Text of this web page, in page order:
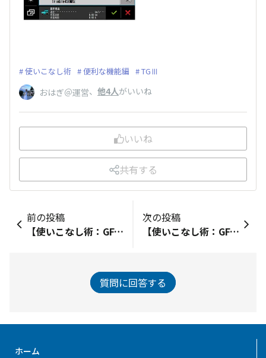
使いこなし術 便利な機能編 TGⅢ
おはぎ＠運営、 他4人がいいね
いいね
共有する
前の投稿
【使いこなし術：GFXその8】衛星マークの横の『((！))』や『((×))』って何？
次の投稿
【使いこなし術：GFXその9】警告「条端が近づいています」の表示タイミングを変える
質問に回答する
ホーム